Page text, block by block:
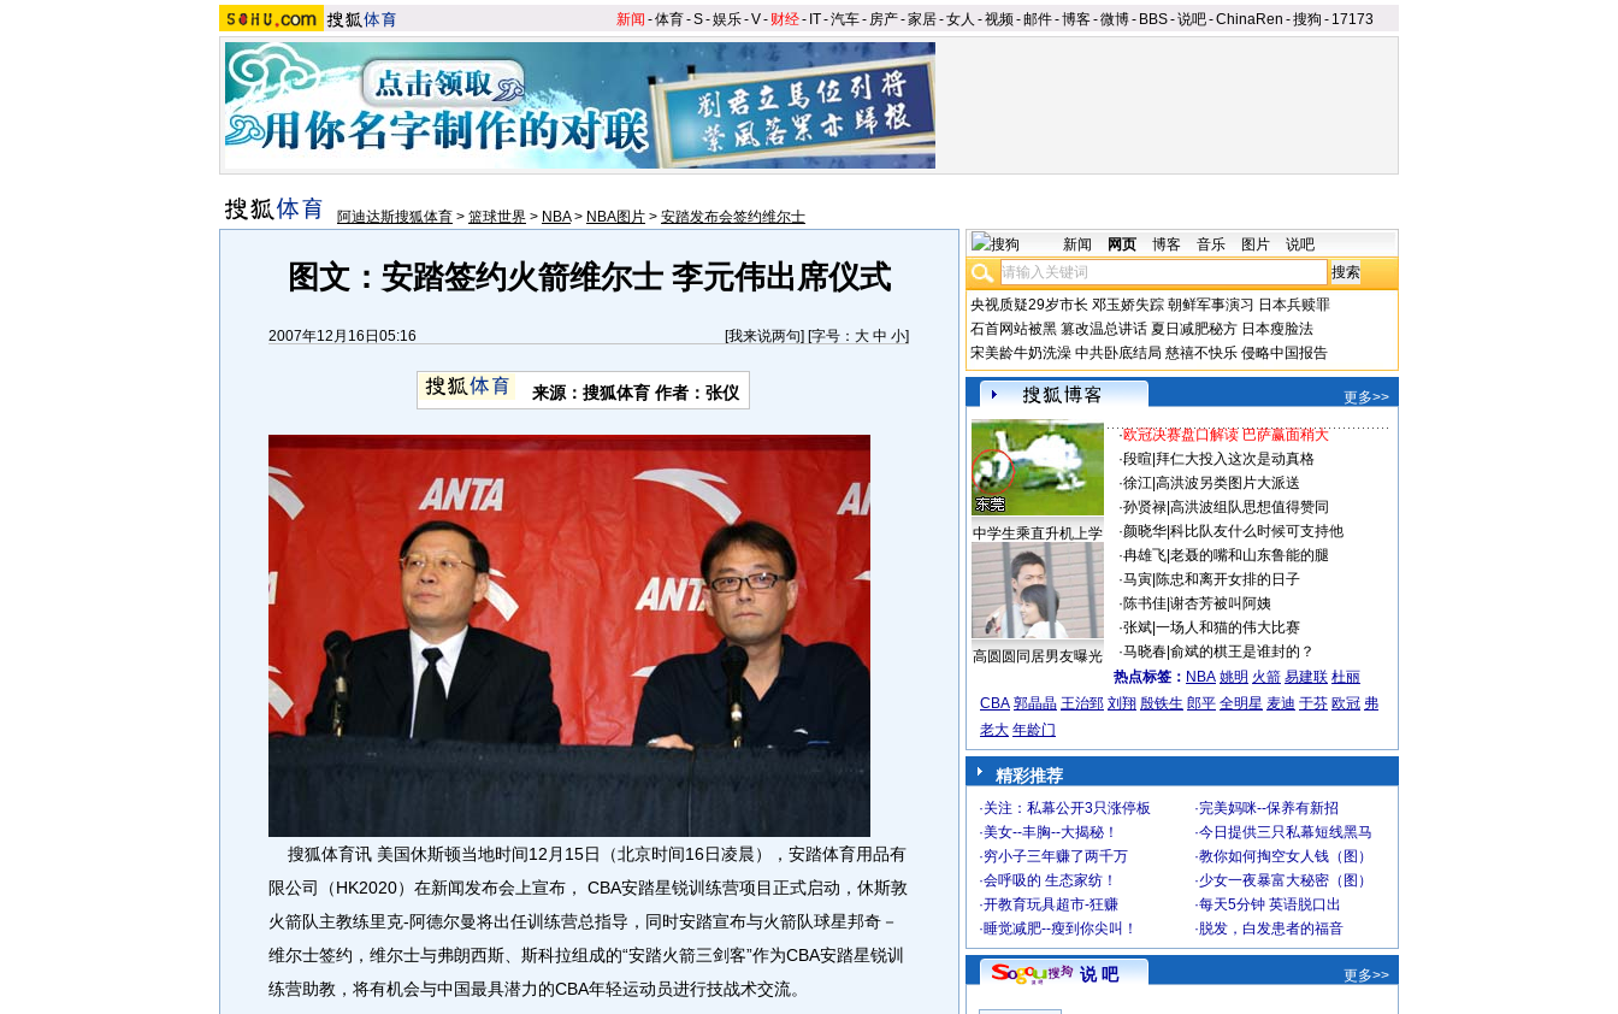
新闻 -体育-S-娱乐-V- 财经- IT-汽车- 房产-家居-女人 -视频-邮件-博客-微博- BBS-说吧-ChinaRen -搜狗 - 17173
阿迪达斯搜狐体育 > 篮球世界 > NBA> NBA图片 > 安踏发布会签约维尔士
图文：安踏签约火箭维尔士 李元伟出席仪式
2007年12月16日05:16 [我来说两句] [字号： 大 中 小]
来源：搜狐体育 作者：张仪
搜狐体育讯 美国休斯顿当地时间12月15日（北京时间16日凌晨），安踏体育用品有
限公司（HK2020）在新闻发布会上宣布， CBA安踏星锐训练营项目正式启动，休斯敦
火箭队主教练里克-阿德尔曼将出任训练营总指导，同时安踏宣布与火箭队球星邦奇－
维尔士签约，维尔士与弗朗西斯、斯科拉组成的“安踏火箭三剑客”作为CBA安踏星锐训
练营助教，将有机会与中国最具潜力的CBA年轻运动员进行技战术交流。
新闻 网页 博客 音乐 图片 说吧
央视质疑29岁市长 邓玉娇失踪 朝鲜军事演习 日本兵赎罪
石首网站被黑 篡改温总讲话 夏日减肥秘方 日本瘦脸法
宋美龄牛奶洗澡 中共卧底结局 慈禧不快乐 侵略中国报告
更多>>
中学生乘直升机上学
高圆圆同居男友曝光
·欧冠决赛盘口解读 巴萨赢面稍大
·段暄 拜仁大投入这次是动真格
·徐江| 高洪波另类图片大派送
·孙贤禄| 高洪波组队思想值得赞同
·颜晓华| 科比队友什么时候可支持他
·冉雄飞| 老聂的嘴和山东鲁能的腿
·马寅| 陈忠和离开女排的日子
·陈书佳| 谢杏芳被叫阿姨
·张斌| 一场人和猫的伟大比赛
·马晓春| 俞斌的棋王是谁封的？
热点标签： NBA 姚明 火箭 易建联 杜丽
CBA 郭晶晶 王治郅 刘翔 殷铁生 郎平 全明星 麦迪 于芬 欧冠 弗
老大 年龄门
精彩推荐
·关注：私幕公开3只涨停板 ·完美妈咪--保养有新招
·美女--丰胸--大揭秘！ ·今日提供三只私幕短线黑马
·穷小子三年赚了两千万 ·教你如何掏空女人钱（图）
·会呼吸的 生态家纺！ ·少女一夜暴富大秘密（图）
·开教育玩具超市-狂赚 ·每天5分钟 英语脱口出
·睡觉减肥--瘦到你尖叫！ · 脱发，白发患者的福音
说 吧 更多>>